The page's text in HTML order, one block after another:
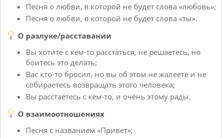
Песня о любви, в которой не будет слова «любовь»;
Песня о любви, в которой не будет слова «ты».
О разлуке/расставании
Вы хотите с кем-то расстаться, не решаетесь, но
боитесь это делать;
Вас кто-то бросил, но вы об этом не жалеете и не
собираетесь возвращать этого человека;
Вы расстаётесь с кем-то, и очень этому рады.
О взаимоотношениях
Песня с названием «Привет»;